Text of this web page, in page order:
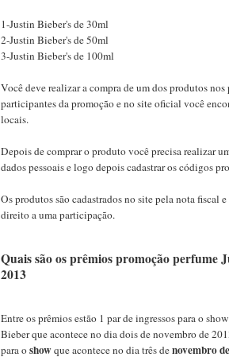
1-Justin Bieber's de 30ml
2-Justin Bieber's de 50ml
3-Justin Bieber's de 100ml
Você deve realizar a compra de um dos produtos
participantes da promoção e no site oficial você
locais.
Depois de comprar o produto você precisa realizar
dados pessoais e logo depois cadastrar os códigos
Os produtos são cadastrados no site pela nota fiscal
direito a uma participação.
Quais são os prêmios promoção perfume
2013
Entre os prêmios estão 1 par de ingressos para o
Bieber que acontece no dia dois de novembro de
para oshowque acontece no dia três denovembro